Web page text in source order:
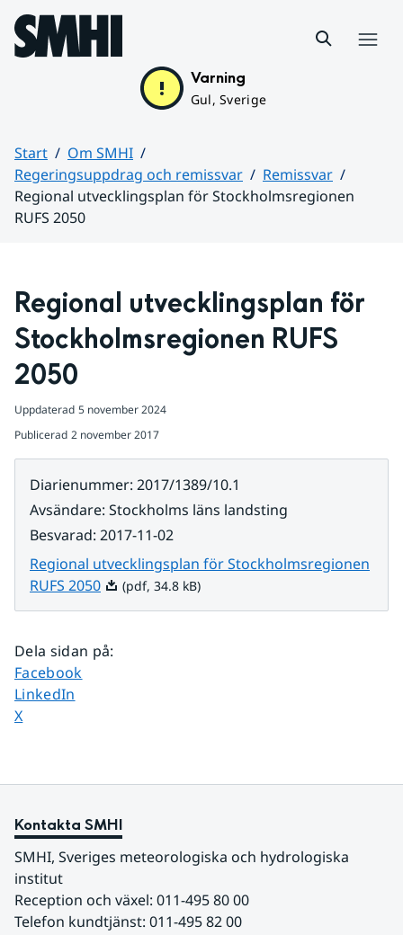
Hoppa till sidans innehåll
Varning
Gul, Sverige
Start
Om SMHI
Regeringsuppdrag och remissvar
Remissvar
Regional utvecklingsplan för Stockholmsregionen
RUFS 2050
Regional utvecklingsplan för
Stockholmsregionen RUFS
2050
Uppdaterad 5 november 2024
Publicerad 2 november 2017
Diarienummer: 2017/1389/10.1
Avsändare: Stockholms läns landsting
Besvarad: 2017-11-02
Regional utvecklingsplan för Stockholmsregionen
RUFS 2050Pdf, 34.8 kB.
(pdf, 34.8 kB)
Dela sidan på:
Dela sidan på
Facebook
Dela sidan på
LinkedIn
Dela sidan på
X
Kontakta SMHI
SMHI, Sveriges meteorologiska och hydrologiska
institut
Reception och växel: 011-495 80 00
Telefon kundtjänst: 011-495 82 00